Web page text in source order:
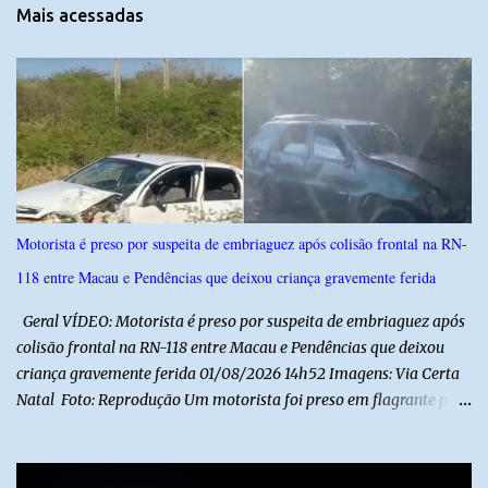
r
i
o
s
Mais acessadas
Motorista é preso por suspeita de embriaguez após colisão frontal na RN-
118 entre Macau e Pendências que deixou criança gravemente ferida
Geral VÍDEO: Motorista é preso por suspeita de embriaguez após
colisão frontal na RN-118 entre Macau e Pendências que deixou
criança gravemente ferida 01/08/2026 14h52 Imagens: Via Certa
Natal Foto: Reprodução Um motorista foi preso em flagrante por